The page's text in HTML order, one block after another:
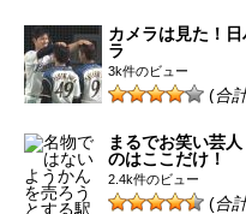
カメラは見た！
ラ
3k件のビュー
(合
まるでお笑い芸
のはここだけ！
2.4k件のビュー
(合